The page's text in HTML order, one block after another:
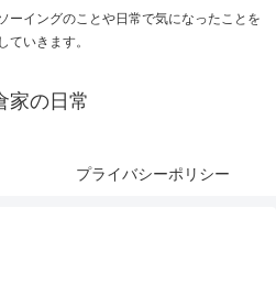
ーイングのことや日常で気になったことを
ていきます。
家の日常
プライバシーポリシー